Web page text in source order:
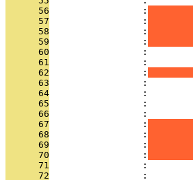
      56
                 :
      57
                 :
      58
                 :
      59
                 :
      60
:
      61
:
      62
                 :
      63
:
      64
:
      65
:
      66
:
      67
                 :
      68
                 :
      69
                 :
      70
                 :
      71
:
      72
: